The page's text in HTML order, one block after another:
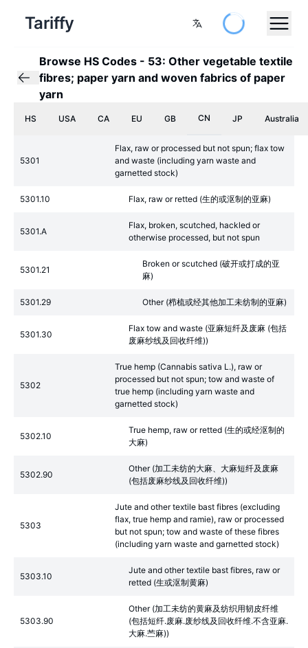
Tariffy
Browse HS Codes - 53: Other vegetable textile
fibres; paper yarn and woven fabrics of paper
yarn
HS USA CA EU GB CN JP Australia
5301
Flax, raw or processed but not spun; flax tow
and waste (including yarn waste and
garnetted stock)
5301.10 Flax, raw or retted (生的或沤制的亚麻)
5301.A
Flax, broken, scutched, hackled or
otherwise processed, but not spun
5301.21
Broken or scutched (破开或打成的亚
麻)
5301.29 Other (栉梳或经其他加工未纺制的亚麻)
5301.30
Flax tow and waste (亚麻短纤及废麻 (包括
废麻纱线及回收纤维))
5302
True hemp (Cannabis sativa L.), raw or
processed but not spun; tow and waste of
true hemp (including yarn waste and
garnetted stock)
5302.10
True hemp, raw or retted (生的或经沤制的
大麻)
5302.90
Other (加工未纺的大麻、大麻短纤及废麻
(包括废麻纱线及回收纤维))
5303
Jute and other textile bast fibres (excluding
flax, true hemp and ramie), raw or processed
but not spun; tow and waste of these fibres
(including yarn waste and garnetted stock)
5303.10
Jute and other textile bast fibres, raw or
retted (生或沤制黄麻)
5303.90
Other (加工未纺的黄麻及纺织用韧皮纤维
(包括短纤.废麻.废纱线及回收纤维.不含亚麻.
大麻.苎麻))